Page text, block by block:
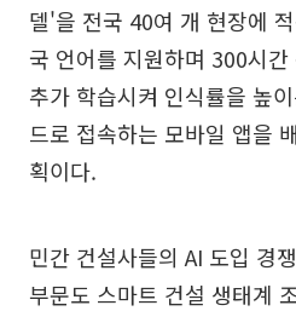
델'을 전국 40여 개 현장에
국 언어를 지원하며 300시
추가 학습시켜 인식률을 높
드로 접속하는 모바일 앱을
획이다.
민간 건설사들의 AI 도입 경
부문도 스마트 건설 생태계